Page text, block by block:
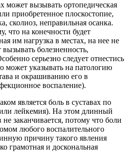
может вызывать ортопедическая
приобретенное плоскостопие,
сколиоз, неправильная осанка.
что на конечности будет
им нагрузка в местах, на нее не
болезненность,
серьезно следует отнестись
может указывать на патологию
и окрашиванию его в
воспаление).
является боль в суставах по
лейкемия). На этом длинный
заканчивается, потому что боли
любого воспалительного
причину такого явления
грамотная и доскональная